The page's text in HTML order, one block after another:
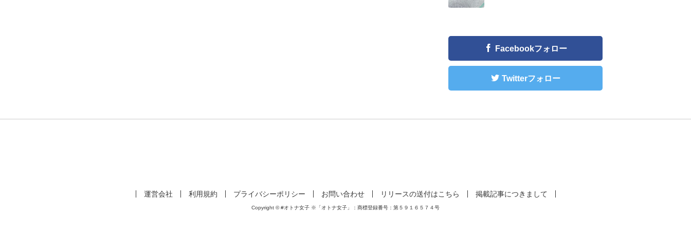
Facebookフォロー
Twitterフォロー
運営会社 利用規約 プライバシーポリシー お問い合わせ リリースの送付はこちら 掲載記事につきまして
Copyright © #オトナ女子 ※「オトナ女子」：商標登録番号：第５９１６５７４号